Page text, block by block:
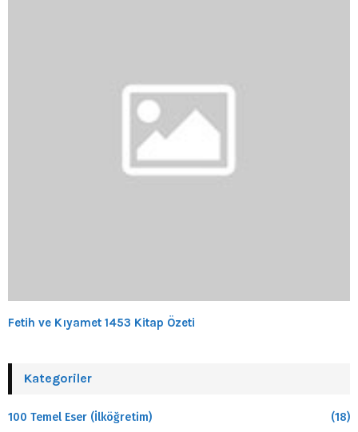
Fetih ve Kıyamet 1453 Kitap Özeti
Kategoriler
100 Temel Eser (İlköğretim)
(18)